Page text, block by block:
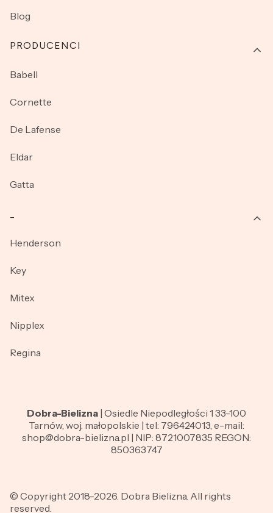
Blog
PRODUCENCI
Babell
Cornette
De Lafense
Eldar
Gatta
Henderson
Key
Mitex
Nipplex
Regina
Dobra-Bielizna | Osiedle Niepodległości 1 33-100
Tarnów, woj. małopolskie | tel: 796424013, e-mail:
shop@dobra-bielizna.pl | NIP: 8721007835 REGON:
850363747
© Copyright 2018-2026. Dobra Bielizna. All rights
reserved.